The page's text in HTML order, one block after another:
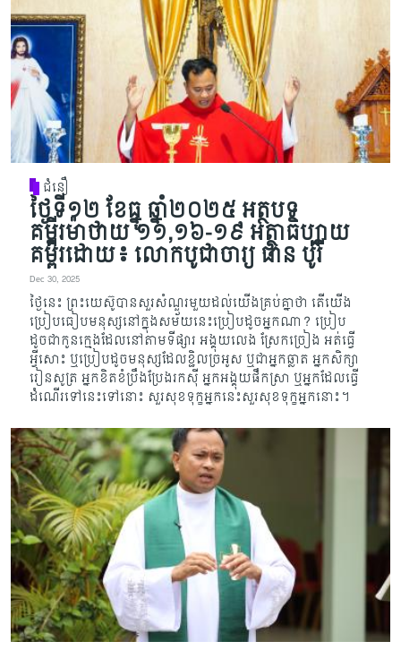
ជំនឿ
ថ្ងៃទី១២ ខែធ្នូ ឆ្នាំ២០២៥ អត្ថបទ
គម្ពីរម៉ាថាយ ១១,១៦-១៩ អត្ថាធិប្បាយ
គម្ពីរដោយ៖ លោកបូជាចារ្យ ផាន បូរី
Dec 30, 2025
ថ្ងៃនេះ ព្រះយេស៊ូបានសួរសំណួរមួយដល់យើងគ្រប់គ្នាថា តើយើង
ប្រៀប​ធៀបមនុស្សនៅក្នុង​សម័យ​នេះ​ប្រៀបដូចអ្នកណា? ប្រៀប
ដូចជាកូនក្មេងដែលនៅតាមទីផ្សារ អង្គុយ​លេង ស្រែកច្រៀង អត់ធ្វើ
អ្វីសោះ ឬ​​ប្រៀបដូច​មនុស្ស​ដែល​ខ្ជិល​ច្រអូ​ស​ ឬជាអ្នកឆ្លាត អ្នកសិក្សា
រៀនសូត្រ អ្នកខិតខំប្រឹងប្រែងរកស៊ី អ្ន​កអង្គុយ​ផឹក​ស្រា ឬអ្នកដែលធ្វើ
ដំណើរទៅនេះទៅនោះ សួរសុខទុក្ខអ្នកនេះសួរសុខទុក្ខអ្នកនោះ។